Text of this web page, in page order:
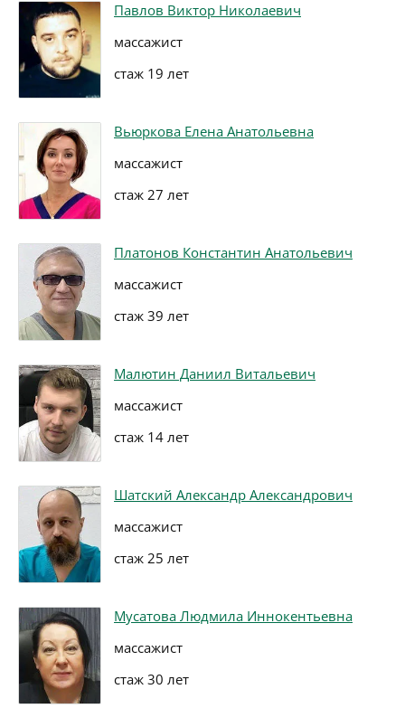
Павлов Виктор Николаевич
массажист
стаж 19 лет
Вьюркова Елена Анатольевна
массажист
стаж 27 лет
Платонов Константин Анатольевич
массажист
стаж 39 лет
Малютин Даниил Витальевич
массажист
стаж 14 лет
Шатский Александр Александрович
массажист
стаж 25 лет
Мусатова Людмила Иннокентьевна
массажист
стаж 30 лет